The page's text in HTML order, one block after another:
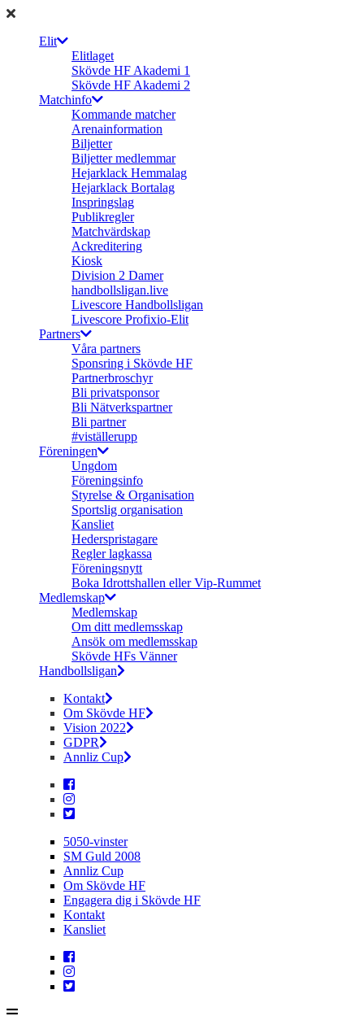
Elit
Elitlaget
Skövde HF Akademi 1
Skövde HF Akademi 2
Matchinfo
Kommande matcher
Arenainformation
Biljetter
Biljetter medlemmar
Hejarklack Hemmalag
Hejarklack Bortalag
Inspringslag
Publikregler
Matchvärdskap
Ackreditering
Kiosk
Division 2 Damer
handbollsligan.live
Livescore Handbollsligan
Livescore Profixio-Elit
Partners
Våra partners
Sponsring i Skövde HF
Partnerbroschyr
Bli privatsponsor
Bli Nätverkspartner
Bli partner
#viställerupp
Föreningen
Ungdom
Föreningsinfo
Styrelse & Organisation
Sportslig organisation
Kansliet
Hederspristagare
Regler lagkassa
Föreningsnytt
Boka Idrottshallen eller Vip-Rummet
Medlemskap
Medlemskap
Om ditt medlemsskap
Ansök om medlemsskap
Skövde HFs Vänner
Handbollsligan
Kontakt
Om Skövde HF
Vision 2022
GDPR
Annliz Cup
5050-vinster
SM Guld 2008
Annliz Cup
Om Skövde HF
Engagera dig i Skövde HF
Kontakt
Kansliet